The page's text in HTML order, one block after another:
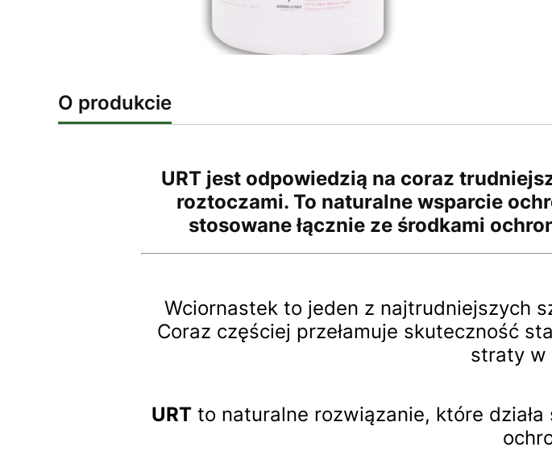
O produkcie
URT jest odpowiedzią na coraz
roztoczami. To naturalne wsparcie
stosowane łącznie ze środkami
Wciornastek to jeden z najtrudniejszych
Coraz częściej przełamuje skuteczność
straty w
URT to naturalne rozwiązanie, które